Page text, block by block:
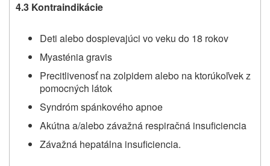
4.3 Kontraindikácie
Deti alebo dospievajúci vo veku do 18 rokov
Myasténia gravis
Precitlivenosť na zolpidem alebo na ktorúkoľvek z
pomocných látok
Syndróm spánkového apnoe
Akútna a/alebo závažná respiračná insuficiencia
Závažná hepatálna insuficiencia.